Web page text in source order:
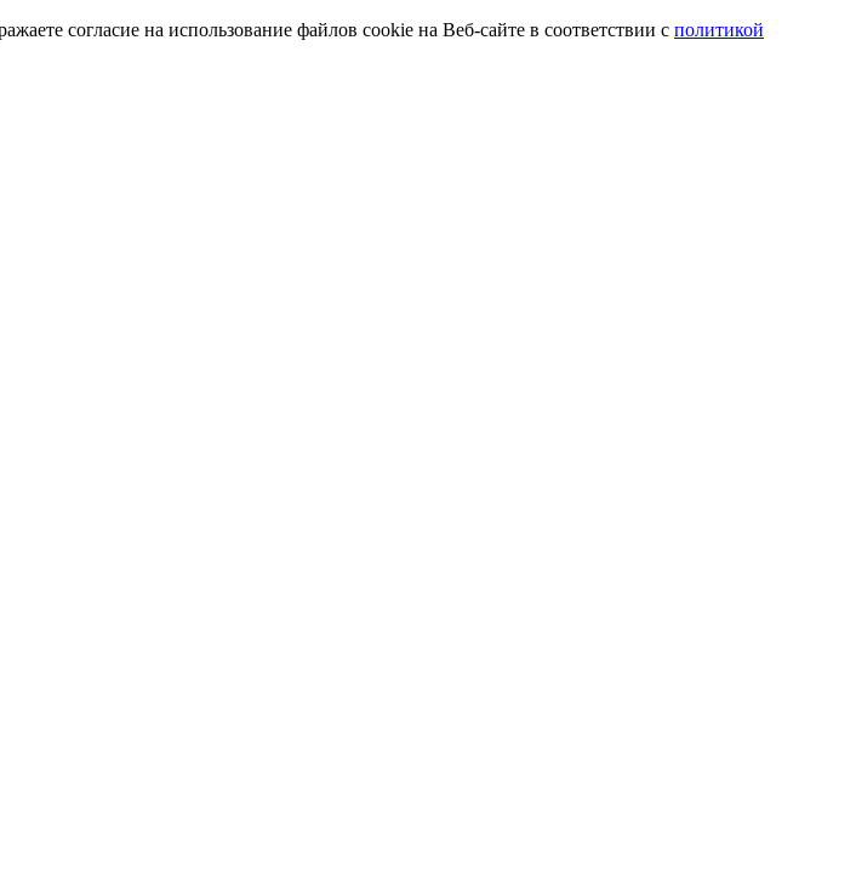
согласие на использование файлов cookie на Веб-сайте в соответствии с политикой